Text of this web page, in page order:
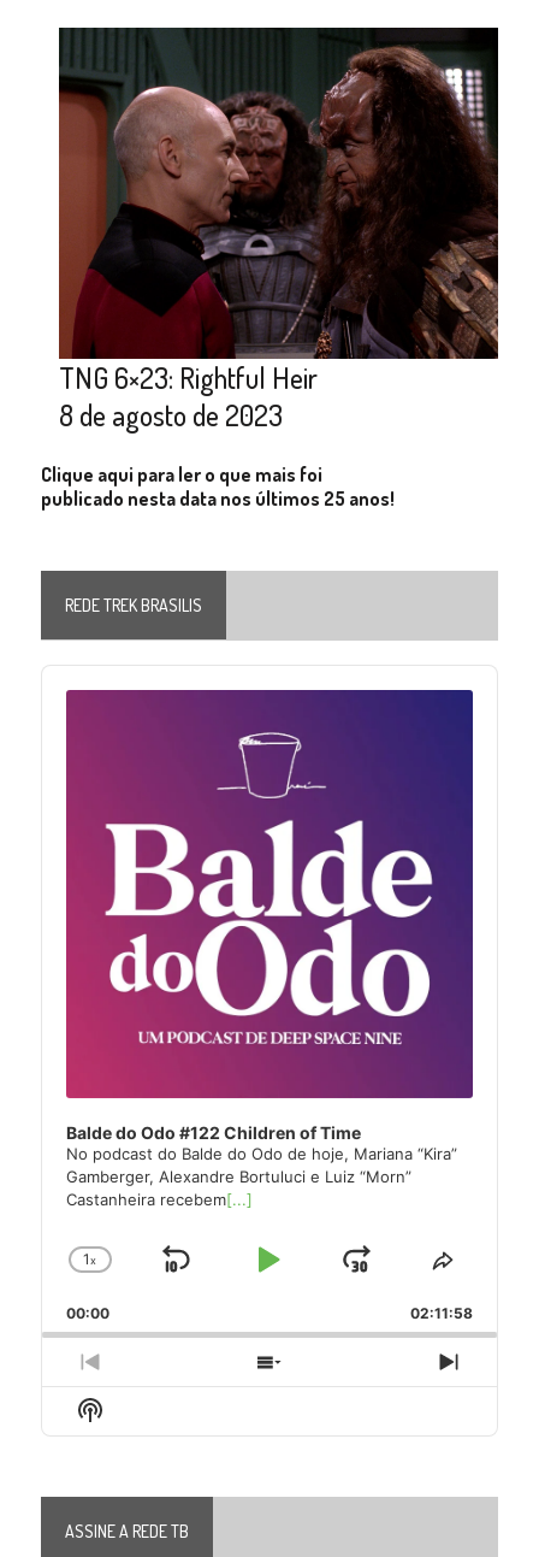
TNG 6×23: Rightful Heir
8 de agosto de 2023
Clique aqui para ler o que mais foi
publicado nesta data nos últimos 25 anos!
REDE TREK BRASILIS
Audio
Player
Balde do Odo #122 Children of Time
No podcast do Balde do Odo de hoje, Mariana “Kira”
Gamberger, Alexandre Bortuluci e Luiz “Morn”
Castanheira recebem[...]
Change
Rate
1x
Skip
Play
Jump
Forward
Share
Episode
00:00 02:11:58
Previous
Episode
Show
Episodes
Next
Episode
Show
Podcast
ASSINE A REDE TB